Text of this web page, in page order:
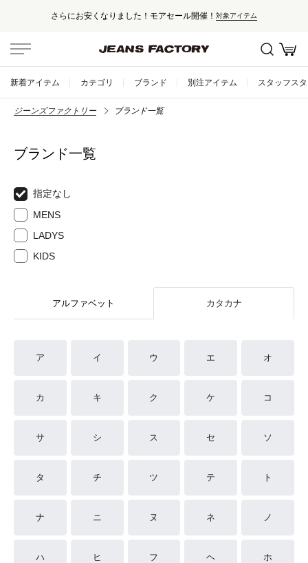
さらにお安くなりました！モアセール開催！ 対象アイテム
新着アイテム カテゴリ ブランド 別注アイテム スタッフス
ジーンズファクトリー ブランド一覧
ブランド一覧
指定なし
MENS
LADYS
KIDS
アルファベット カタカナ
ア イ ウ エ オ
カ キ ク ケ コ
サ シ ス セ ソ
タ チ ツ テ ト
ナ ニ ヌ ネ ノ
ハ ヒ フ ヘ ホ